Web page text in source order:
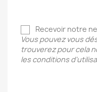
Recevoir notre
Vous pouvez vous
trouverez pour cela
les conditions